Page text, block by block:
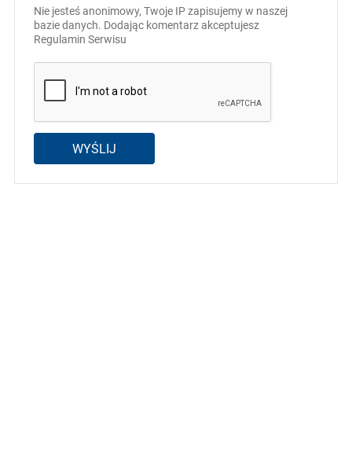
Nie jesteś anonimowy, Twoje IP zapisujemy w naszej
bazie danych. Dodając komentarz akceptujesz
Regulamin Serwisu
WYŚLIJ